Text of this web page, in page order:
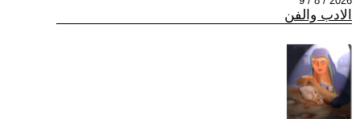
الادب والفن